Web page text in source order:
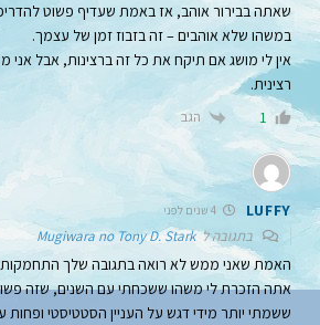
שאתה בבירור אוהב, אז באמת שעדיף פשוט
במשהו שלא אוהבים – זה בזבוז זמן של עצמך.
אין לי מושג אם תיקח את כל זה ברצינות, אבל אני
רצינית.
1 הגב
LUFFY 4 שנים לפני
בתגובה לMugiwara no Tony D. Stark
האמת שאני ממש לא רואה בתגובה שלך
אתה הזכרת לי משהו ששכחתי עם השנים, שזה
ששמתי יותר מידי דגש על העניין הסטטיסטי